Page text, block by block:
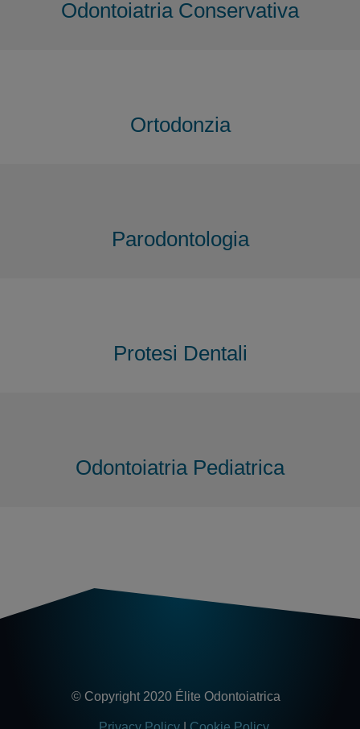
Odontoiatria Conservativa
Odontoiatria Pediatrica
Protesi Dentali
Parodontologia
Ortodonzia
© Copyright 2020 Élite Odontoiatrica